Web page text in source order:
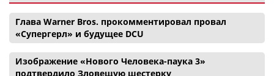
Глава Warner Bros. прокомментировал провал
«Супергерл» и будущее DCU
Изображение «Нового Человека-паука 3»
подтвердило Зловещую шестерку